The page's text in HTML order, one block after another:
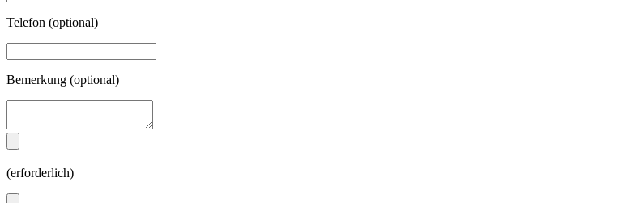
Telefon (optional)
Bemerkung (optional)
(erforderlich)